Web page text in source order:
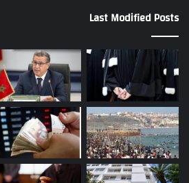
Last Modified Posts